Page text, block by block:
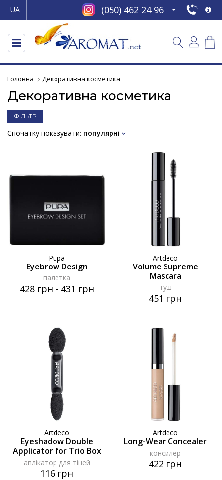
UA (050) 462 24 96
Головна Декоративна косметика
Декоративна косметика
ФІЛЬТР
Спочатку показувати: популярні
Pupa
Eyebrow Design
палетка
428 грн - 431 грн
Artdeco
Volume Supreme
Mascara
туш
451 грн
Artdeco
Eyeshadow Double
Applicator for Trio Box
аплікатор для тіней
116 грн
Artdeco
Long-Wear Concealer
консилер
422 грн